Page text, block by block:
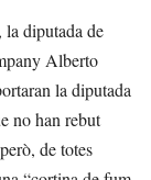
la diputada de
Alberto
la diputada
no han rebut
de totes